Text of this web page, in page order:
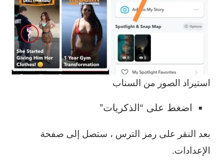
استيراد الصور من السناب
اضغط على “الذكريات”
بعد النقر على رمز الترس ، ستصل إلى صفحة
الإعدادات.